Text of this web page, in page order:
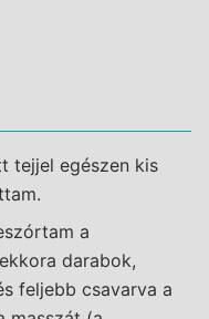
tejjel egészen kis
a
darabok,
feljebb csavarva a